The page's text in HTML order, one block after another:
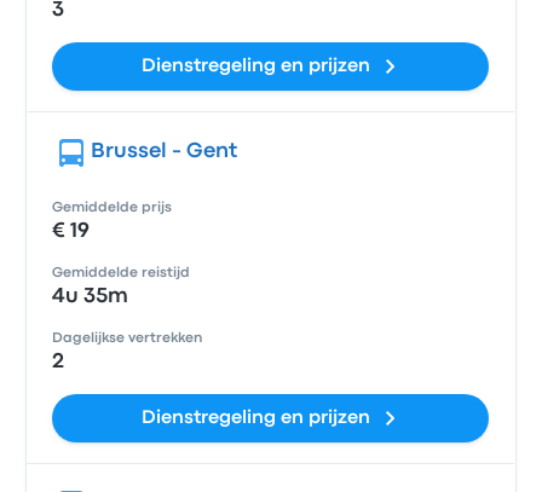
3
Dienstregeling en prijzen
Brussel - Gent
Gemiddelde prijs
€ 19
Gemiddelde reistijd
4u 35m
Dagelijkse vertrekken
2
Dienstregeling en prijzen